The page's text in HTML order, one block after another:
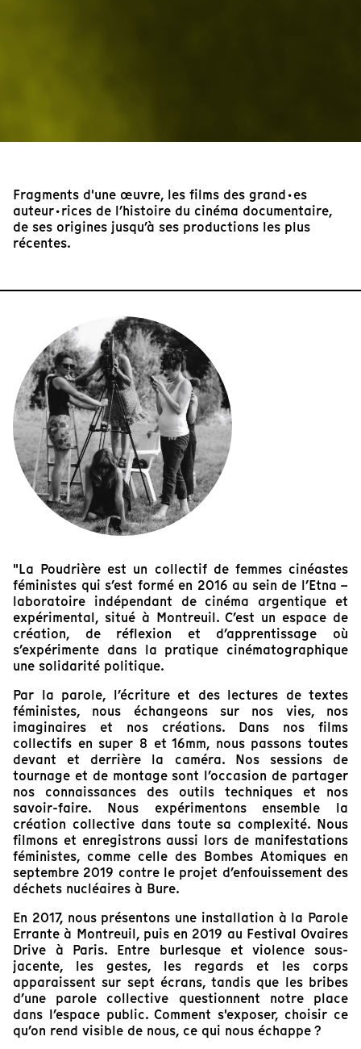
Fragments d'une œuvre, les films des grand·es
auteur·rices de l’histoire du cinéma documentaire,
de ses origines jusqu’à ses productions les plus
récentes.
"La Poudrière est un collectif de femmes cinéastes
féministes qui s’est formé en 2016 au sein de l’Etna –
laboratoire indépendant de cinéma argentique et
expérimental, situé à Montreuil. C’est un espace de
création, de réflexion et d’apprentissage où
s’expérimente dans la pratique cinématographique
une solidarité politique.
Par la parole, l’écriture et des lectures de textes
féministes, nous échangeons sur nos vies, nos
imaginaires et nos créations. Dans nos films
collectifs en super 8 et 16mm, nous passons toutes
devant et derrière la caméra. Nos sessions de
tournage et de montage sont l’occasion de partager
nos connaissances des outils techniques et nos
savoir-faire. Nous expérimentons ensemble la
création collective dans toute sa complexité. Nous
filmons et enregistrons aussi lors de manifestations
féministes, comme celle des Bombes Atomiques en
septembre 2019 contre le projet d’enfouissement des
déchets nucléaires à Bure.
En 2017, nous présentons une installation à la Parole
Errante à Montreuil, puis en 2019 au Festival Ovaires
Drive à Paris. Entre burlesque et violence sous-
jacente, les gestes, les regards et les corps
apparaissent sur sept écrans, tandis que les bribes
d’une parole collective questionnent notre place
dans l’espace public. Comment s'exposer, choisir ce
qu’on rend visible de nous, ce qui nous échappe ?